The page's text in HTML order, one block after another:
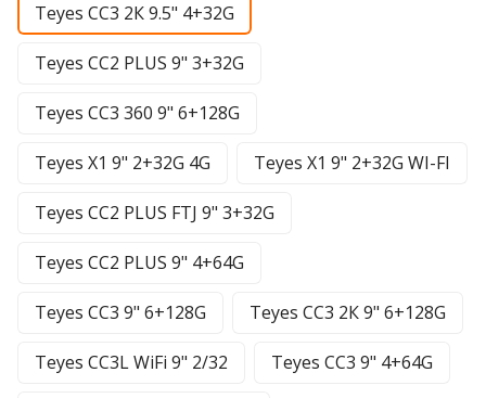
Teyes CC3 2К 9.5" 4+32G
Teyes CC2 PLUS 9" 3+32G
Teyes CC3 360 9" 6+128G
Teyes X1 9" 2+32G 4G Teyes X1 9" 2+32G WI-FI
Teyes CC2 PLUS FTJ 9" 3+32G
Teyes CC2 PLUS 9" 4+64G
Teyes CC3 9" 6+128G Teyes CC3 2К 9" 6+128G
Teyes CC3L WiFi 9" 2/32 Teyes CC3 9" 4+64G